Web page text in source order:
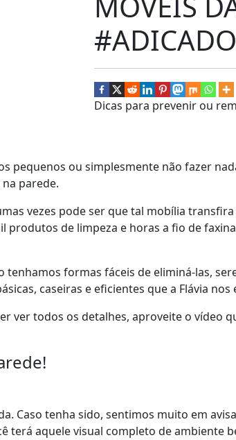
Dicas para prevenir ou
pequenos ou simplesmente não fazer
parede.
vezes pode ser que tal mobília
produtos de limpeza e horas a fio de
formas fáceis de eliminá-las,
caseiras e eficientes que a Flávia
ver todos os detalhes, aproveite o vídeo
Caso tenha sido, sentimos muito em
terá aquele visual completo de ambiente